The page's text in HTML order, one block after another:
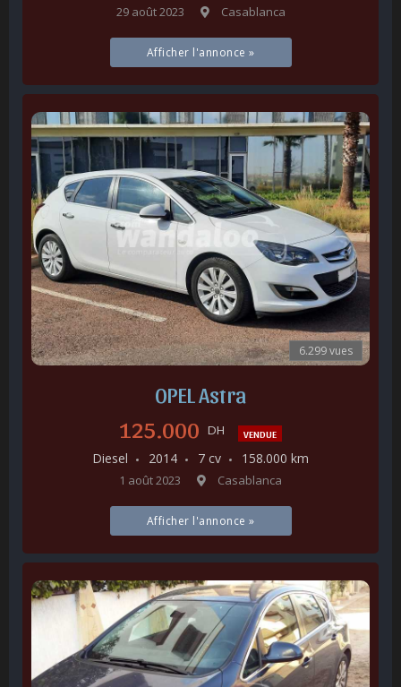
29 août 2023 Casablanca
Afficher l'annonce »
6.299 vues
OPEL Astra
125.000 DH VENDUE
Diesel 2014 7 cv 158.000 km
1 août 2023 Casablanca
Afficher l'annonce »